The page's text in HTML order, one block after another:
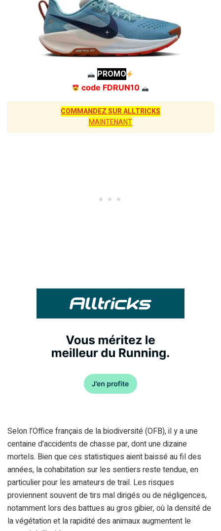
PROMO
code FDRUN10
COMMANDEZ SUR ALLTRICKS
MAINTENANT
Selon l’Office français de la biodiversité (OFB), il y a une
centaine d’accidents de chasse par, dont une dizaine
mortels. Bien que ces statistiques aient baissé au fil des
années, la cohabitation sur les sentiers reste tendue, en
particulier pour les amateurs de trail. Les risques
proviennent souvent de tirs mal dirigés ou de négligences,
notamment lors des battues au gros gibier, où la densité de
la végétation et la rapidité des animaux augmentent le